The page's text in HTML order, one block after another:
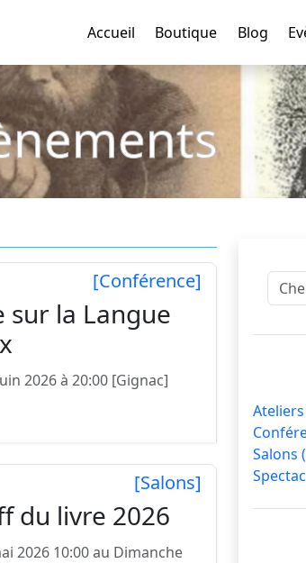
Accueil Boutique Blog
[Conférence]
sur la Langue
2026 à 20:00 [Gignac]
...
[Salons]
du livre 2026
2026 10:00 au Dimanche
Salons